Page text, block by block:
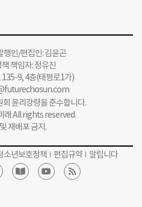
인/편집인: 김윤곤
책임자: 정유진
135-9, 4층(태평로1가)
윤리강령을 준수합니다.
래 All rights reserved.
재배포 금지.
소년보호정책 편집규약 알립니다